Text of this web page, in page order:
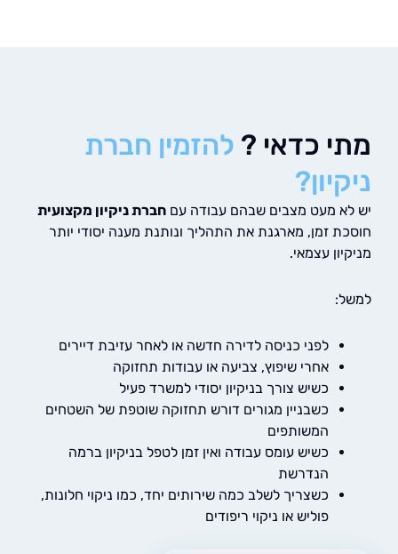
כדאי ?להזמין חברת
מעט מצבים שבהם עבודה עםחברת ניקיון מקצועית
זמן, מארגנת את התהליך ונותנת מענה יסודי יותר
עצמאי.
לפני כניסה לדירה חדשה או לאחר עזיבת דיירים
אחרי שיפוץ, צביעה או עבודות תחזוקה
כשיש צורך בניקיון יסודי למשרד פעיל
כשבניין מגורים דורש תחזוקה שוטפת של השטחים
המשותפים
כשיש עומס עבודה ואין זמן לטפל בניקיון ברמה
כשצריך לשלב כמה שירותים יחד, כמו ניקוי חלונות,
פוליש או ניקוי ריפודים